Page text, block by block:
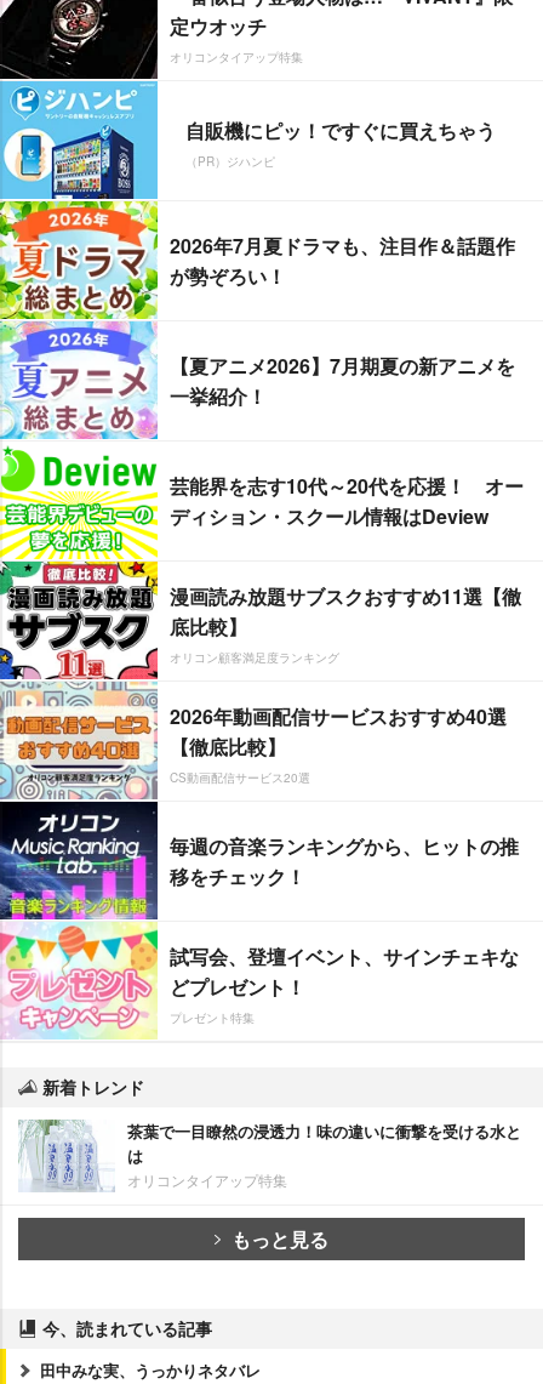
定ウオッチ
オリコンタイアップ特集
自販機にピッ！ですぐに買えちゃう
（PR）ジハンピ
2026年7月夏ドラマも、注目作＆話題作
が勢ぞろい！
【夏アニメ2026】7月期夏の新アニメを
一挙紹介！
芸能界を志す10代～20代を応援！ オー
ディション・スクール情報はDeview
漫画読み放題サブスクおすすめ11選【徹
底比較】
オリコン顧客満足度ランキング
2026年動画配信サービスおすすめ40選
【徹底比較】
CS動画配信サービス20選
毎週の音楽ランキングから、ヒットの推
移をチェック！
試写会、登壇イベント、サインチェキな
どプレゼント！
プレゼント特集
新着トレンド
茶葉で一目瞭然の浸透力！味の違いに衝撃を受ける水と
は
オリコンタイアップ特集
もっと見る
今、読まれている記事
田中みな実、うっかりネタバレ